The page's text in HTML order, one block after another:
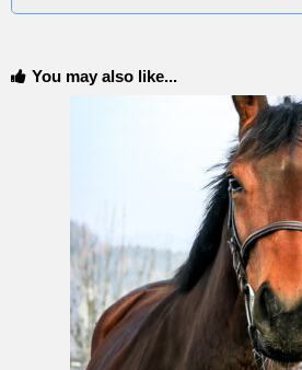
You may also like...